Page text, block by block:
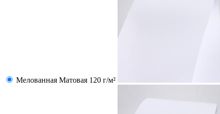
Мелованная Матовая 120 г/м²